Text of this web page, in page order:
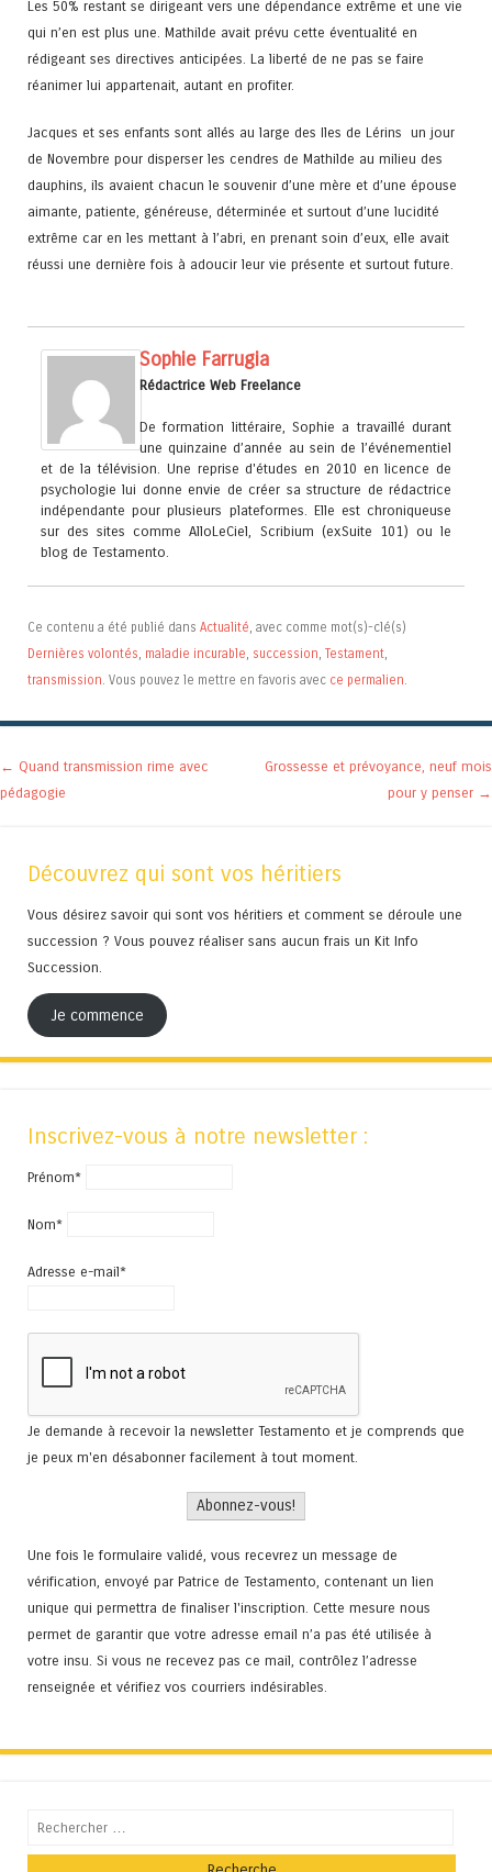
Les 50% restant se dirigeant vers une dépendance extrême et une vie
qui n’en est plus une. Mathilde avait prévu cette éventualité en
rédigeant ses directives anticipées. La liberté de ne pas se faire
réanimer lui appartenait, autant en profiter.
Jacques et ses enfants sont allés au large des Iles de Lérins un jour
de Novembre pour disperser les cendres de Mathilde au milieu des
dauphins, ils avaient chacun le souvenir d’une mère et d’une épouse
aimante, patiente, généreuse, déterminée et surtout d’une lucidité
extrême car en les mettant à l’abri, en prenant soin d’eux, elle avait
réussi une dernière fois à adoucir leur vie présente et surtout future.
Sophie Farrugia
Rédactrice Web Freelance
De formation littéraire, Sophie a travaillé durant
une quinzaine d’année au sein de l’événementiel
et de la télévision. Une reprise d'études en 2010 en licence de
psychologie lui donne envie de créer sa structure de rédactrice
indépendante pour plusieurs plateformes. Elle est chroniqueuse
sur des sites comme AlloLeCiel, Scribium (exSuite 101) ou le
blog de Testamento.
Ce contenu a été publié dans Actualité, avec comme mot(s)-clé(s)
Dernières volontés, maladie incurable, succession, Testament,
transmission. Vous pouvez le mettre en favoris avec ce permalien.
Navigation des articles
← Quand transmission rime avec
pédagogie
Grossesse et prévoyance, neuf mois
pour y penser →
Découvrez qui sont vos héritiers
Vous désirez savoir qui sont vos héritiers et comment se déroule une
succession ? Vous pouvez réaliser sans aucun frais un Kit Info
Succession.
Je commence
Inscrivez-vous à notre newsletter :
Prénom*
Nom*
Adresse e-mail*
Je demande à recevoir la newsletter Testamento et je comprends que
je peux m'en désabonner facilement à tout moment.
Une fois le formulaire validé, vous recevrez un message de
vérification, envoyé par Patrice de Testamento, contenant un lien
unique qui permettra de finaliser l'inscription. Cette mesure nous
permet de garantir que votre adresse email n’a pas été utilisée à
votre insu. Si vous ne recevez pas ce mail, contrôlez l’adresse
renseignée et vérifiez vos courriers indésirables.
Recherche